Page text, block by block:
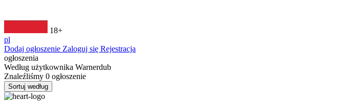
18+
pl
Dodaj ogłoszenie Zaloguj się Rejestracja
ogłoszenia
Według użytkownika Warnerdub
Znaleźliśmy 0 ogłoszenie
Sortuj według